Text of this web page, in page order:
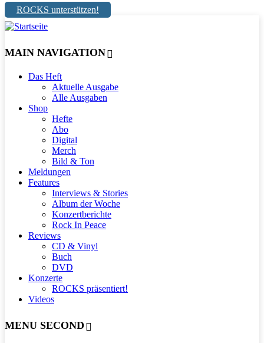
ROCKS unterstützen!
MAIN NAVIGATION
Das Heft
Aktuelle Ausgabe
Alle Ausgaben
Shop
Hefte
Abo
Digital
Merch
Bild & Ton
Meldungen
Features
Interviews & Stories
Album der Woche
Konzertberichte
Rock In Peace
Reviews
CD & Vinyl
Buch
DVD
Konzerte
ROCKS präsentiert!
Videos
MENU SECOND